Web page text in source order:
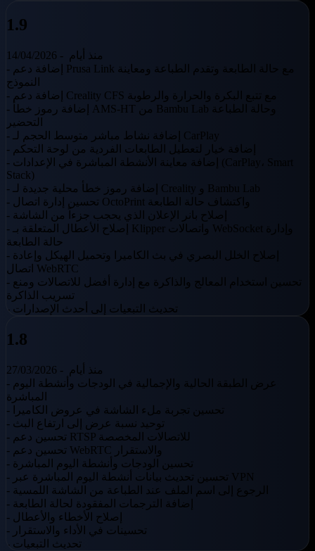
1.9
14/04/2026 - منذ أيام
- إضافة دعم Prusa Link مع حالة الطابعة وتقدم الطباعة ومعاينة
النموذج
- إضافة دعم Creality CFS مع تتبع البكرة والحرارة والرطوبة
- إضافة رموز خطأ AMS-HT من Bambu Lab وحالة الطباعة
التحضير
- إضافة نشاط مباشر متوسط الحجم لـ CarPlay
- إضافة خيار لتعطيل الطابعات الفردية من لوحة التحكم
- إضافة معاينة الأنشطة المباشرة في الإعدادات (CarPlay، Smart
Stack)
- إضافة رموز خطأ محلية جديدة لـ Creality و Bambu Lab
- تحسين إدارة اتصال OctoPrint واكتشاف حالة الطابعة
- إصلاح بانر الإعلان الذي يحجب جزءاً من الشاشة
- إصلاح الأعطال المتعلقة بـ Klipper واتصالات WebSocket وإدارة
حالة الطابعة
- إصلاح الخلل البصري في بث الكاميرا وتحميل الهيكل وإعادة
اتصال WebRTC
- تحسين استخدام المعالج والذاكرة مع إدارة أفضل للاتصالات ومنع
تسريب الذاكرة
- تحديث التبعيات إلى أحدث الإصدارات
1.8
27/03/2026 - منذ أيام
- عرض الطبقة الحالية والإجمالية في الودجات وأنشطة اليوم
المباشرة
- تحسين تجربة ملء الشاشة في عروض الكاميرا
- توحيد نسبة عرض إلى ارتفاع البث
- تحسين دعم RTSP للاتصالات المخصصة
- تحسين دعم WebRTC والاستقرار
- تحسين الودجات وأنشطة اليوم المباشرة
- تحسين تحديث بيانات أنشطة اليوم المباشرة عبر VPN
- الرجوع إلى اسم الملف عند الطباعة من الشاشة اللمسية
- إضافة الترجمات المفقودة لحالة الطابعة
- إصلاح الأخطاء والأعطال
- تحسينات في الأداء والاستقرار
- تحديث التبعيات